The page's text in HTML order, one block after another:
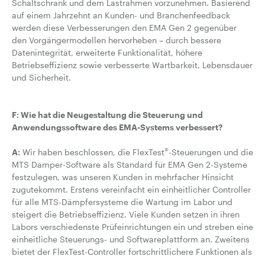
Schaltschrank und dem Lastrahmen vorzunehmen. Basierend
auf einem Jahrzehnt an Kunden- und Branchenfeedback
werden diese Verbesserungen den EMA Gen 2 gegenüber
den Vorgängermodellen hervorheben – durch bessere
Datenintegrität, erweiterte Funktionalität, höhere
Betriebseffizienz sowie verbesserte Wartbarkeit, Lebensdauer
und Sicherheit.
F: Wie hat die Neugestaltung die Steuerung und
Anwendungssoftware des EMA-Systems verbessert?
A: Wir haben beschlossen, die FlexTest®-Steuerungen und die
MTS Damper-Software als Standard für EMA Gen 2-Systeme
festzulegen, was unseren Kunden in mehrfacher Hinsicht
zugutekommt. Erstens vereinfacht ein einheitlicher Controller
für alle MTS-Dämpfersysteme die Wartung im Labor und
steigert die Betriebseffizienz. Viele Kunden setzen in ihren
Labors verschiedenste Prüfeinrichtungen ein und streben eine
einheitliche Steuerungs- und Softwareplattform an. Zweitens
bietet der FlexTest-Controller fortschrittlichere Funktionen als